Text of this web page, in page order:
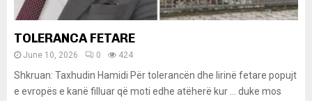
TOLERANCA FETARE
June 10, 2026 0 424
Shkruan: Taxhudin Hamidi Për tolerancën dhe lirinë fetare popujt
e evropës e kanë filluar që moti edhe atëherë kur … duke mos